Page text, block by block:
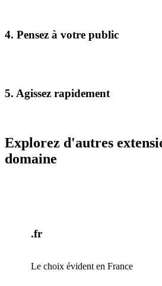
4. Pensez à votre public
5. Agissez rapidement
Explorez d'autres
domaine
.fr
Le choix évident en France